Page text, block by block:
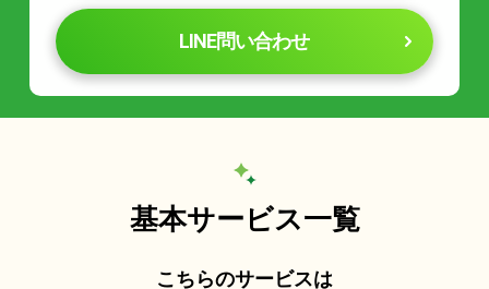
LINE問い合わせ
基本サービス一覧
こちらのサービスは